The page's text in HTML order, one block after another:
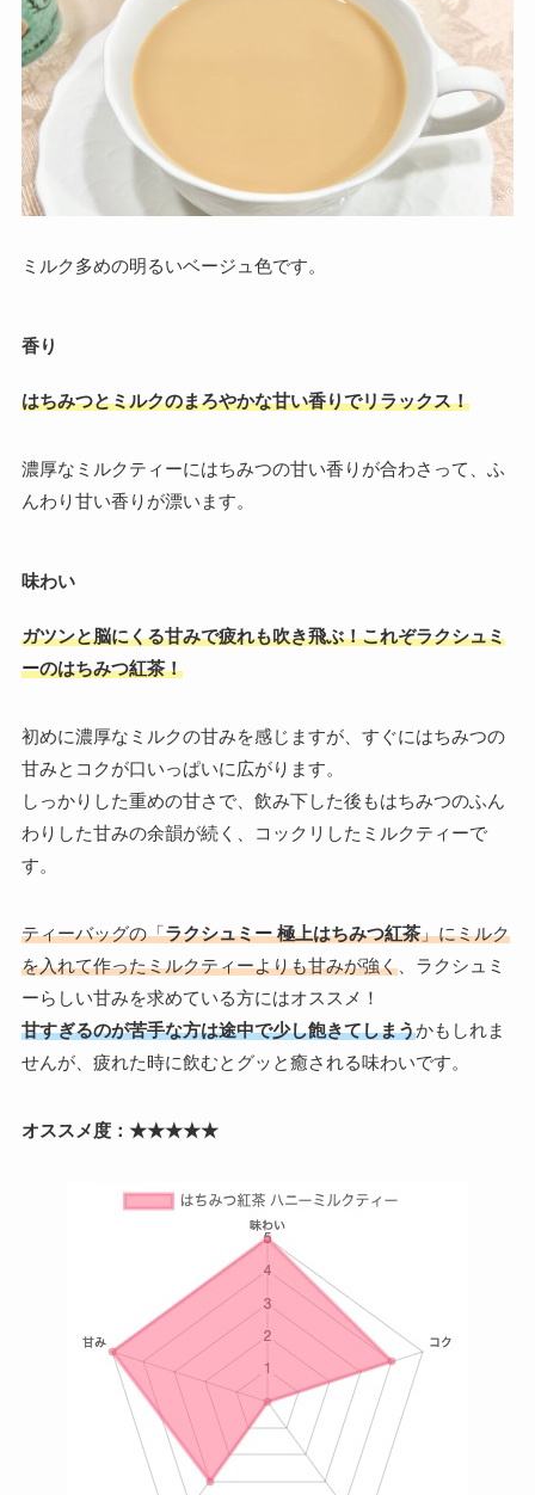
ミルク多めの明るいベージュ色です。
香り
はちみつとミルクのまろやかな甘い香りでリラックス！
濃厚なミルクティーにはちみつの甘い香りが合わさって、ふ
んわり甘い香りが漂います。
味わい
ガツンと脳にくる甘みで疲れも吹き飛ぶ！これぞラクシュミ
ーのはちみつ紅茶！
初めに濃厚なミルクの甘みを感じますが、すぐにはちみつの
甘みとコクが口いっぱいに広がります。
しっかりした重めの甘さで、飲み下した後もはちみつのふん
わりした甘みの余韻が続く、コックリしたミルクティーで
す。
ティーバッグの「ラクシュミー 極上はちみつ紅茶」にミルク
を入れて作ったミルクティーよりも甘みが強く、ラクシュミ
ーらしい甘みを求めている方にはオススメ！
甘すぎるのが苦手な方は途中で少し飽きてしまうかもしれま
せんが、疲れた時に飲むとグッと癒される味わいです。
オススメ度：★★★★★